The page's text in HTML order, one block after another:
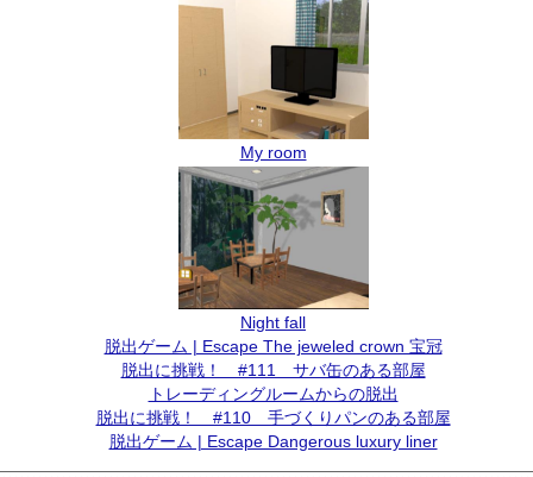
My room
Night fall
脱出ゲーム | Escape The jeweled crown 宝冠
脱出に挑戦！ #111 サバ缶のある部屋
トレーディングルームからの脱出
脱出に挑戦！ #110 手づくりパンのある部屋
脱出ゲーム | Escape Dangerous luxury liner